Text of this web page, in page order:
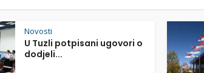
Novosti
U Tuzli potpisani ugovori o
dodjeli...